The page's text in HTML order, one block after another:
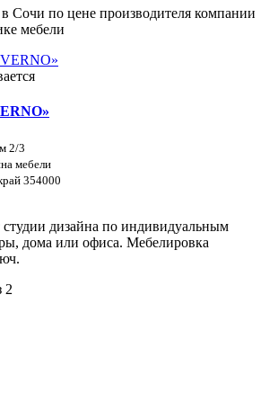
Сочи по цене производителя компании
мебели
2/3
мебели
354000
студии дизайна по индивидуальным
дома или офиса. Мебелировка
2